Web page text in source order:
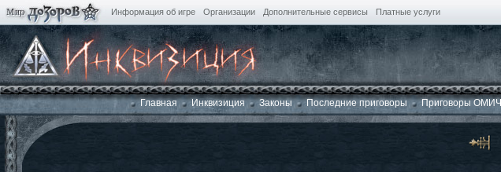
Информация об игре Организации Дополнительные сервисы Платные услуги
Главная Инквизиция Законы Последние приговоры Приговоры ОМИЧ